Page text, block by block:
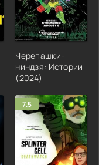
Черепашки-
ниндзя: Истории
(2024)
7.5